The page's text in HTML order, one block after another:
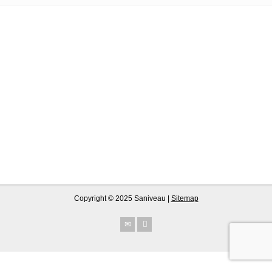
Copyright © 2025 Saniveau | Sitemap